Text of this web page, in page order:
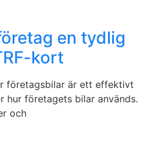
en tydlig
kort
företagsbilar är ett effektivt
företagets bilar används.
och